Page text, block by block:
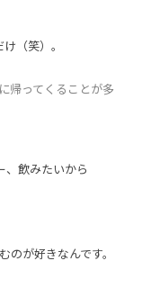
（笑）。
帰ってくることが多
、飲みたいから
が好きなんです。